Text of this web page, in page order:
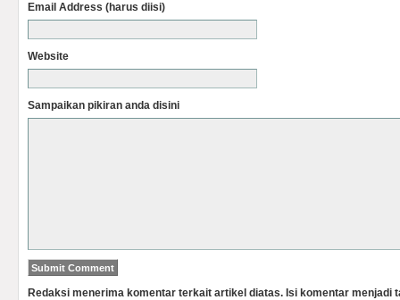
Email Address (harus diisi)
Website
Sampaikan pikiran anda disini
Redaksi menerima komentar terkait artikel diatas. Isi komentar menjadi